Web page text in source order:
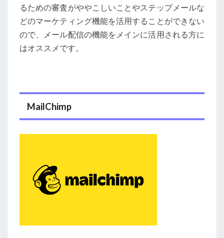
るための審査がややこしいことやステップメールな
どのマーケティング機能を活用することができない
ので、メール配信の機能をメインに活用される方に
はオススメです。
MailChimp